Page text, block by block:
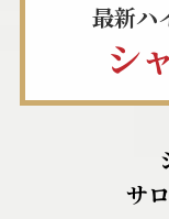
最新ハ
シ
サ